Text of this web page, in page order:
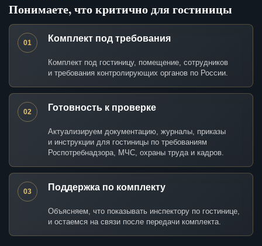
Понимаете, что критично для гостиницы
01 Комплект под требования
Комплект под гостиницу, помещение, сотрудников
и требования контролирующих органов по России.
02 Готовность к проверке
Актуализируем документацию, журналы, приказы
и инструкции для гостиницы по требованиям
Роспотребнадзора, МЧС, охраны труда и кадров.
03 Поддержка по комплекту
Объясняем, что показывать инспектору по гостинице,
и остаемся на связи после передачи комплекта.